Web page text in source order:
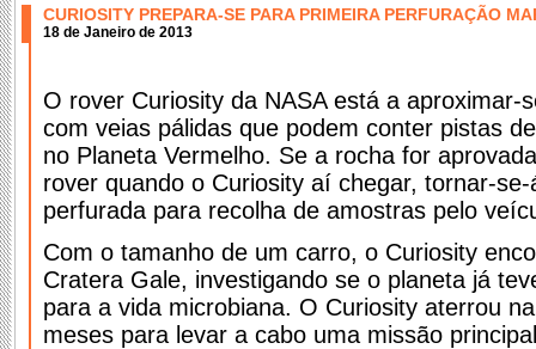
CURIOSITY PREPARA-SE PARA PRIMEIRA PERFURAÇÃO
18 de Janeiro de 2013
O rover Curiosity da NASA está a aproximar-
com veias pálidas que podem conter pistas
no Planeta Vermelho. Se a rocha for
rover quando o Curiosity aí chegar, tornar-
perfurada para recolha de amostras pelo
Com o tamanho de um carro, o Curiosity
Cratera Gale, investigando se o planeta já
para a vida microbiana. O Curiosity aterrou
meses para levar a cabo uma missão